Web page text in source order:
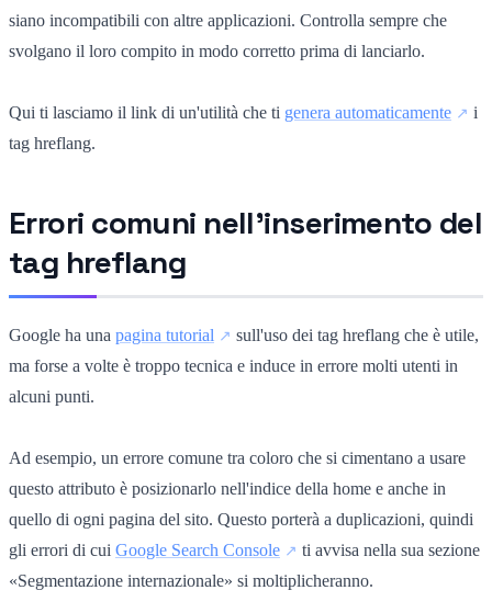
siano incompatibili con altre applicazioni. Controlla sempre che
svolgano il loro compito in modo corretto prima di lanciarlo.
Qui ti lasciamo il link di un'utilità che ti genera automaticamente
i
tag hreflang.
Errori comuni nell'inserimento del
tag hreflang
Google ha una pagina tutorial
sull'uso dei tag hreflang che è utile,
ma forse a volte è troppo tecnica e induce in errore molti utenti in
alcuni punti.
Ad esempio, un errore comune tra coloro che si cimentano a usare
questo attributo è posizionarlo nell'indice della home e anche in
quello di ogni pagina del sito. Questo porterà a duplicazioni, quindi
gli errori di cui Google Search Console
ti avvisa nella sua sezione
«Segmentazione internazionale» si moltiplicheranno.